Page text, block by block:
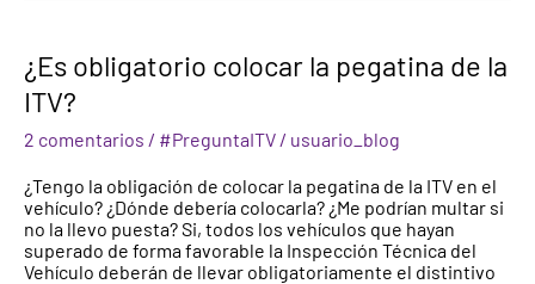
¿Es obligatorio colocar la pegatina de la
ITV?
2 comentarios / #PreguntaITV / usuario_blog
¿Tengo la obligación de colocar la pegatina de la ITV en el
vehículo? ¿Dónde debería colocarla? ¿Me podrían multar si
no la llevo puesta? Si, todos los vehículos que hayan
superado de forma favorable la Inspección Técnica del
Vehículo deberán de llevar obligatoriamente el distintivo
¿Es
obligatorio
colocar
pegatina
la
ITV?